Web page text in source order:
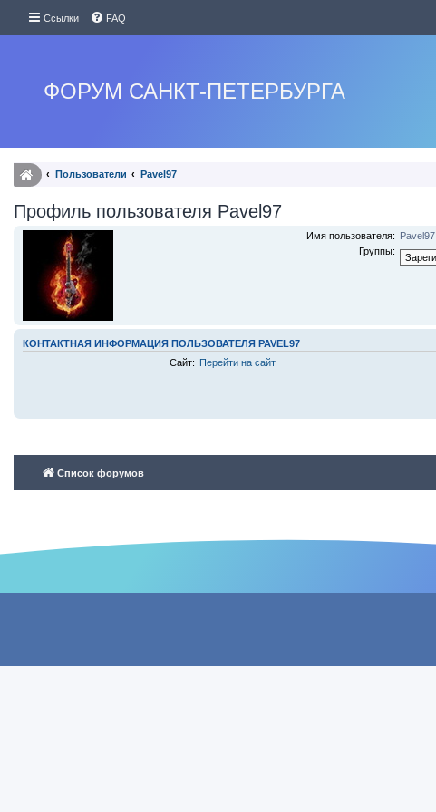
Ссылки FAQ
ФОРУМ САНКТ-ПЕТЕРБУРГА
Пользователи Pavel97
Профиль пользователя Pavel97
Имя пользователя: Pavel97
Группы:
КОНТАКТНАЯ ИНФОРМАЦИЯ ПОЛЬЗОВАТЕЛЯ PAVEL97
Сайт: Перейти на сайт
Список форумов